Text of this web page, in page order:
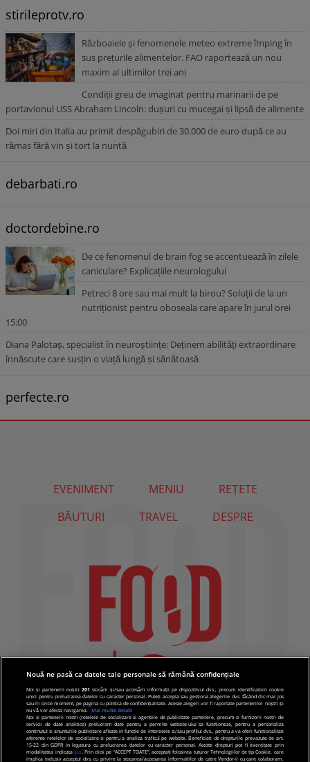
stirileprotv.ro
Războaiele și fenomenele meteo extreme împing în
sus prețurile alimentelor. FAO raportează un nou
maxim al ultimilor trei ani
Condiții greu de imaginat pentru marinarii de pe
portavionul USS Abraham Lincoln: dușuri cu mucegai și lipsă de alimente
Doi miri din Italia au primit despăgubiri de 30.000 de euro după ce au
rămas fără vin și tort la nuntă
debarbati.ro
doctordebine.ro
De ce fenomenul de brain fog se accentuează în zilele
caniculare? Explicațiile neurologului
Petreci 8 ore sau mai mult la birou? Soluții de la un
nutriționist pentru oboseala care apare în jurul orei
15:00
Diana Palotaș, specialist în neuroștiințe: Deținem abilități extraordinare
înnăscute care susțin o viață lungă și sănătoasă
perfecte.ro
EVENIMENT MENIU
REȚETE
BĂUTURI
TRAVEL DESPRE
Nouă ne pasă ca datele tale personale să rămână confidențiale
Noi și partenerii noștri201 stocăm și/sau accesăm informații pe dispozitivul dvs., precum identificatorii cookie
unici pentru prelucrarea datelor cu caracter personal. Puteți accepta sau gestiona alegerile dvs. făcând clic mai jos
sau în orice moment, pe pagina cu politica de confidențialitate. Aceste alegeri vor fi raportate partenerilor noștri și
nu vă vor afecta navigarea.
Mai multe detalii
Noi si partenerii nostri (retelele de socializare si agentiile de publicitate partenere, precum si furnizorii nostri de
servicii de date analitice) prelucram date pentru a permite website-ului sa functioneze, pentru a personaliza
continutul si anunturile publicitare afisate in functie de interesele si/sau profilul dvs., pentru a va oferi functionalitati
aferente retelelor de socializare si pentru a analiza traficul pe website. Beneficiati de drepturile prevazute de art.
15-22 din GDPR in legatura cu prelucrarea datelor cu caracter personal. Aceste drepturi pot fi exercitate prin
modalitatea indicata aici. Prin click pe “ACCEPT TOATE”, acceptati folosirea tuturor Tehnologiilor de tip Cookie, care
implica inclusiv acceptul dvs. cu privire la stocarea/accesarea informatiilor de catre Vendor-ii cu care colaboram.